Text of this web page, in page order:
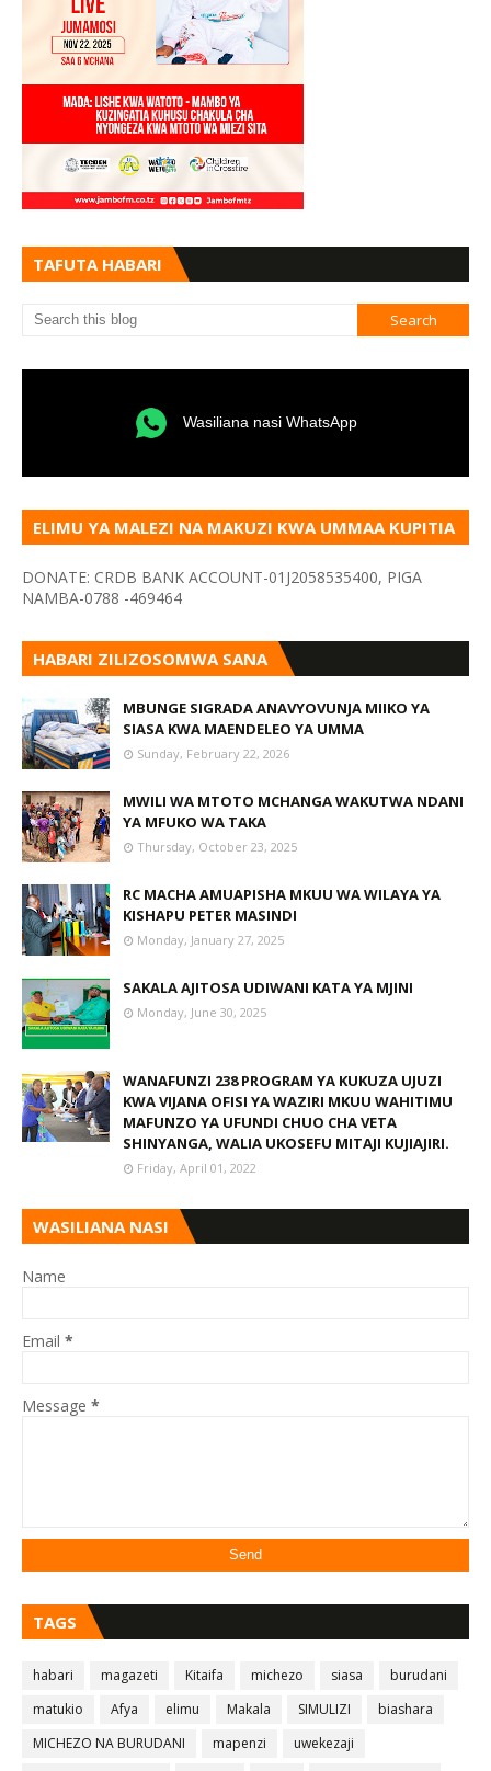
TAFUTA HABARI
Wasiliana nasi WhatsApp
ELIMU YA MALEZI NA MAKUZI KWA UMMAA KUPITIA
DONATE: CRDB BANK ACCOUNT-01J2058535400, PIGA
NAMBA-0788 -469464
HABARI ZILIZOSOMWA SANA
MBUNGE SIGRADA ANAVYOVUNJA MIIKO YA
SIASA KWA MAENDELEO YA UMMA
Sunday, February 22, 2026
MWILI WA MTOTO MCHANGA WAKUTWA NDANI
YA MFUKO WA TAKA
Thursday, October 23, 2025
RC MACHA AMUAPISHA MKUU WA WILAYA YA
KISHAPU PETER MASINDI
Monday, January 27, 2025
SAKALA AJITOSA UDIWANI KATA YA MJINI
Monday, June 30, 2025
WANAFUNZI 238 PROGRAM YA KUKUZA UJUZI
KWA VIJANA OFISI YA WAZIRI MKUU WAHITIMU
MAFUNZO YA UFUNDI CHUO CHA VETA
SHINYANGA, WALIA UKOSEFU MITAJI KUJIAJIRI.
Friday, April 01, 2022
WASILIANA NASI
Name
Email *
Message *
TAGS
habari magazeti Kitaifa michezo siasa
burudani
matukio
Afya elimu Makala SIMULIZI
biashara
MICHEZO NA BURUDANI
mapenzi
uwekezaji